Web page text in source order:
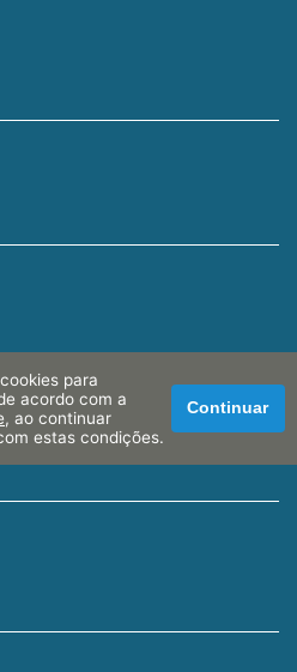
para
acordo com a
, ao continuar
estas condições.
Continuar